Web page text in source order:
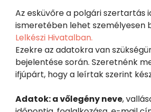
Az esküvőre a polgári szertartás
ismeretében lehet személyesen
Lelkészi Hivatalban.
Ezekre az adatokra van
bejelentése során. Szeretnénk
ifjúpárt, hogy a leírtak szerint
Adatok: a vőlegény neve,